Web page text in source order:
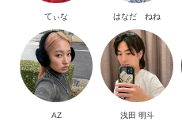
てぃな はなだ ねね
AZ 浅田 明斗